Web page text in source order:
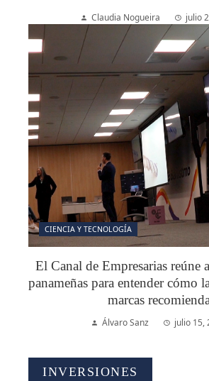
Claudia Nogueira julio
CIENCIA Y TECNOLOGÍA
El Canal de Empresarias reúne
panameñas para entender cómo
marcas recomienda
Álvaro Sanz julio 15,
INVERSIONES